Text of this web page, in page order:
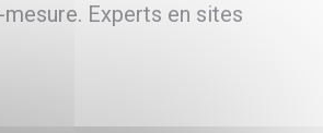
Experts en sites